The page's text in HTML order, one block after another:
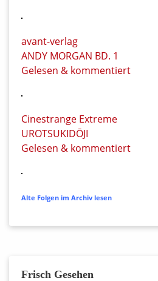
avant-verlag
ANDY MORGAN BD. 1
Gelesen & kommentiert
Cinestrange Extreme
UROTSUKIDŌJI
Gelesen & kommentiert
Alte Folgen im Archiv lesen
Frisch Gesehen